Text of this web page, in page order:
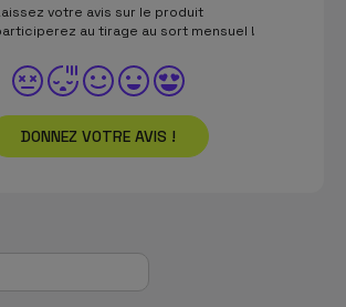
votre avis sur le produit
au tirage au sort mensuel !
DONNEZ VOTRE AVIS !